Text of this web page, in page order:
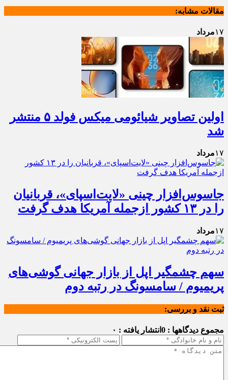
مقالات مشابه:
۱۷مرداد
اولین تصاویر شیائومی میکس فولد ۵ منتشر
شد
۱۷مرداد
جاسوس‌افزار چینی «لایت‌اسپای»، قربانیان
را در ۱۳ کشور ازجمله آمریکا هدف گرفت
۱۷مرداد
سهم چشمگیر اپل از بازار جهانی گوشی‌های
پریمیوم / سامسونگ در رتبه دوم
ثبت نقد و بررسی:
مجموع دیدگاهها : 0 انتشار یافته : ۰